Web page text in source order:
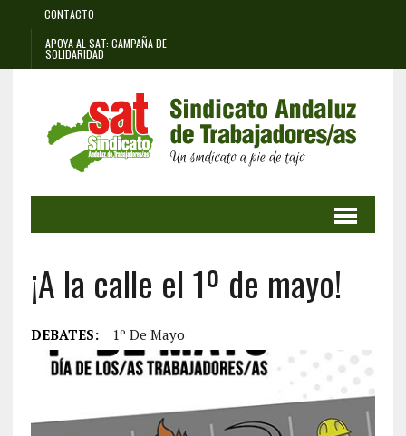
CONTACTO
APOYA AL SAT: CAMPAÑA DE
SOLIDARIDAD
¡A la calle el 1º de mayo!
DEBATES: 1º De Mayo